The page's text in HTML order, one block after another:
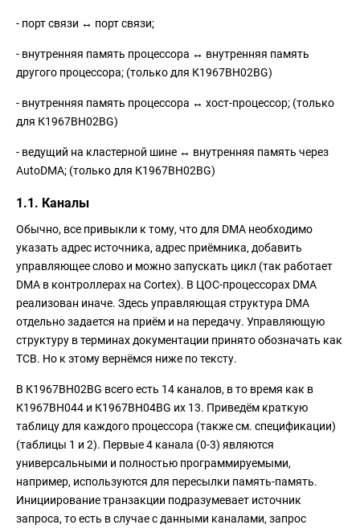
- порт связи ↔ порт связи;
- внутренняя память процессора ↔ внутренняя память
другого процессора; (только для К1967ВН02BG)
- внутренняя память процессора ↔ хост-процессор; (только
для К1967ВН02BG)
- ведущий на кластерной шине ↔ внутренняя память через
AutoDMA; (только для К1967ВН02BG)
1.1. Каналы
Обычно, все привыкли к тому, что для DMA необходимо
указать адрес источника, адрес приёмника, добавить
управляющее слово и можно запускать цикл (так работает
DMA в контроллерах на Cortex). В ЦОС-процессорах DMA
реализован иначе. Здесь управляющая структура DMA
отдельно задается на приём и на передачу. Управляющую
структуру в терминах документации принято обозначать как
TCB. Но к этому вернёмся ниже по тексту.
В К1967ВН02BG всего есть 14 каналов, в то время как в
К1967ВН044 и К1967ВН04BG их 13. Приведём краткую
таблицу для каждого процессора (также см. спецификации)
(таблицы 1 и 2). Первые 4 канала (0-3) являются
универсальными и полностью программируемыми,
например, используются для пересылки память-память.
Инициирование транзакции подразумевает источник
запроса, то есть в случае с данными каналами, запрос